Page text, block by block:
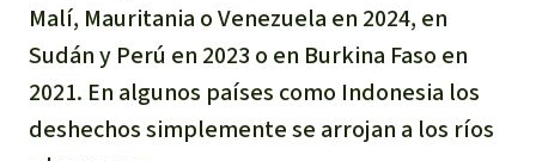
Malí, Mauritania o Venezuela en 2024, en
Sudán y Perú en 2023 o en Burkina Faso en
2021. En algunos países como Indonesia los
deshechos simplemente se arrojan a los ríos